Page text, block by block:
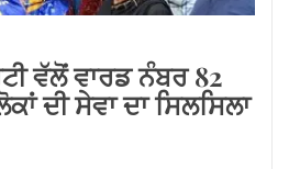
ਵੱਲੋਂ ਵਾਰਡ ਨੰਬਰ 82
ਦੀ ਸੇਵਾ ਦਾ ਸਿਲਸਿਲਾ